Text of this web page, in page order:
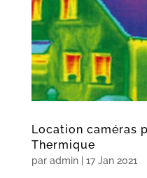
Location caméras
Thermique
par admin| 17 Jan 2021